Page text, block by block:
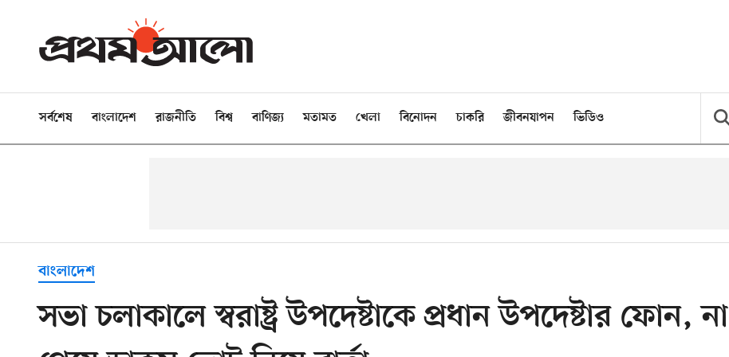
সর্বশেষ বাংলাদেশ রাজনীতি বিশ্ব বাণিজ্য মতামত খেলা বিনোদন চাকরি জীবনযাপন ভিডিও
বাংলাদেশ
সভা চলাকালে স্বরাষ্ট্র উপদেষ্টাকে প্রধান উপদেষ্টার ফোন, না